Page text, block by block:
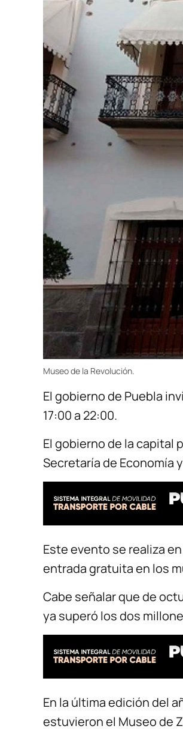
Museo de la Revolución.
El gobierno de Puebla
17:00 a 22:00.
El gobierno de la capital
Secretaría de Economía
Este evento se realiza
entrada gratuita en los
Cabe señalar que de
ya superó los dos
En la última edición del
estuvieron el Museo de